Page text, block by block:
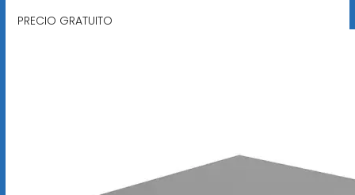
PRECIO GRATUITO